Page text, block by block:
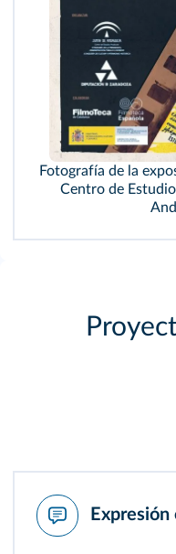
Fotografía de la
Centro de
Expresión